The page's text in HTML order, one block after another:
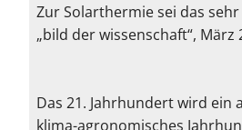
Zur Solarthermie sei das
„bild der wissenschaft“, März
Das 21. Jahrhundert wird ein
klima-agronomisches